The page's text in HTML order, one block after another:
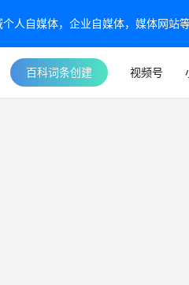
人自媒体，企业自媒体，媒体网站
百科词条创建 视频号